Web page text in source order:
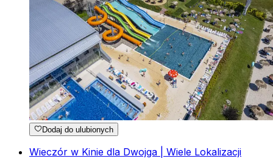
Dodaj do ulubionych
Wieczór w Kinie dla Dwojga | Wiele Lokalizacji